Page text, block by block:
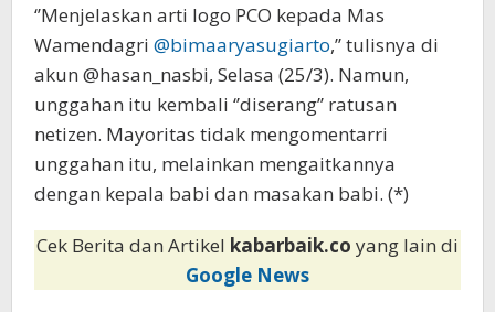
‘’Menjelaskan arti logo PCO kepada Mas
Wamendagri @bimaaryasugiarto,’’ tulisnya di
akun @hasan_nasbi, Selasa (25/3). Namun,
unggahan itu kembali ‘’diserang’’ ratusan
netizen. Mayoritas tidak mengomentarri
unggahan itu, melainkan mengaitkannya
dengan kepala babi dan masakan babi. (*)
Cek Berita dan Artikel kabarbaik.co yang lain di
Google News